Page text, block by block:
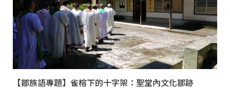
【鄒族語專題】雀榕下的十字架：聖堂內文化鄒跡